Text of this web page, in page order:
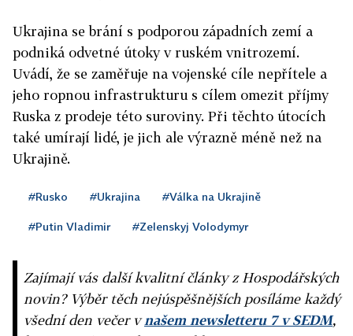
Ukrajina se brání s podporou západních zemí a
podniká odvetné útoky v ruském vnitrozemí.
Uvádí, že se zaměřuje na vojenské cíle nepřítele a
jeho ropnou infrastrukturu s cílem omezit příjmy
Ruska z prodeje této suroviny. Při těchto útocích
také umírají lidé, je jich ale výrazně méně než na
Ukrajině.
#Rusko #Ukrajina #Válka na Ukrajině
#Putin Vladimir #Zelenskyj Volodymyr
Zajímají vás další kvalitní články z Hospodářských
novin? Výběr těch nejúspěšnějších posíláme každý
všední den večer vnašem newsletteru 7 v SEDM,